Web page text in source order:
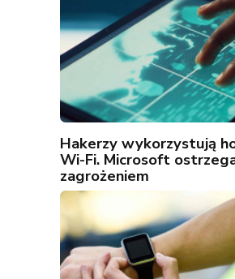
Hakerzy wykorzystują
Wi-Fi. Microsoft
zagrożeniem